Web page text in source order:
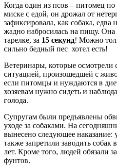
Когда один из псов – питомец
миске с едой, он дрожал от
зафиксировала, как собака,
жадно набросилась на пищу.
тарелке, за 15 секунд! Можно
сильно бедный пес хотел есть!
Ветеринары, которые
ситуацией, произошедшей с
если питомцы и нуждаются в
хозяевам нужно сидеть и
голода.
Супругам были предъявлены
уходе за собаками. На
вынесено следующее наказание:
также запретили заводить
лет. Кроме того, людей обязали
фунтов.